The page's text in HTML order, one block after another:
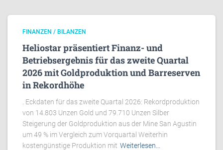
FINANZEN / BILANZEN
Heliostar präsentiert Finanz- und
Betriebsergebnis für das zweite Quartal
2026 mit Goldproduktion und Barreserven
in Rekordhöhe
. Eckdaten für das zweite Quartal 2026: Rekordproduktion
von 14.803 Unzen Gold und 79.710 Unzen Silber
Steigerung der Goldproduktion aus der Mine San Agustin
um 49 % im Vergleich zum Vorquartal Weiterhin
kostengünstige Produktion mit Weiterlesen…